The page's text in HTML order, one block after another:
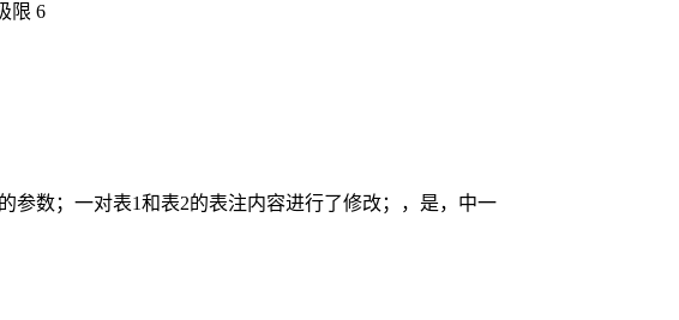
限 6
参数；一对表1和表2的表注内容进行了修改；，是，中一